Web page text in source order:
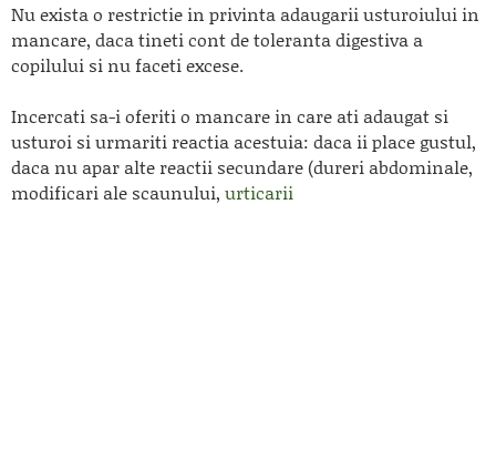
Nu exista o restrictie in privinta adaugarii usturoiului in
mancare, daca tineti cont de toleranta digestiva a
copilului si nu faceti excese.
Incercati sa-i oferiti o mancare in care ati adaugat si
usturoi si urmariti reactia acestuia: daca ii place gustul,
daca nu apar alte reactii secundare (dureri abdominale,
modificari ale scaunului, urticarii